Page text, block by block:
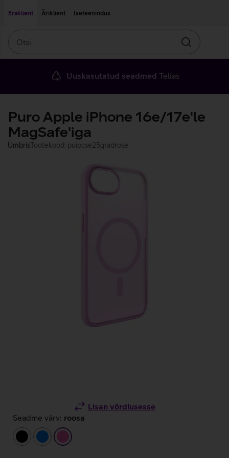
Eraklient
Äriklient Iseteenindus
Otsin
Uuskasutatud seadmed Telias
Puro Apple iPhone 16e/17e'le
MagSafe'iga
ÜmbrisTootekood: puipcse25gradrose
Lisan võrdlusesse
Seadme värv: roosa
must
sinine roosa